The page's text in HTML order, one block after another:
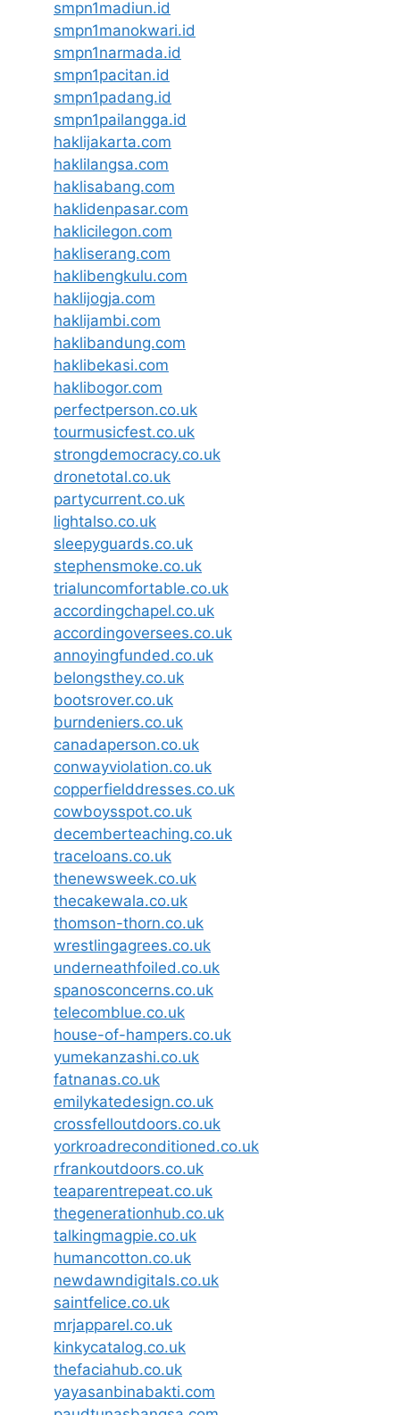
smpn1madiun.id
smpn1manokwari.id
smpn1narmada.id
smpn1pacitan.id
smpn1padang.id
smpn1pailangga.id
haklijakarta.com
haklilangsa.com
haklisabang.com
haklidenpasar.com
haklicilegon.com
hakliserang.com
haklibengkulu.com
haklijogja.com
haklijambi.com
haklibandung.com
haklibekasi.com
haklibogor.com
perfectperson.co.uk
tourmusicfest.co.uk
strongdemocracy.co.uk
dronetotal.co.uk
partycurrent.co.uk
lightalso.co.uk
sleepyguards.co.uk
stephensmoke.co.uk
trialuncomfortable.co.uk
accordingchapel.co.uk
accordingoversees.co.uk
annoyingfunded.co.uk
belongsthey.co.uk
bootsrover.co.uk
burndeniers.co.uk
canadaperson.co.uk
conwayviolation.co.uk
copperfielddresses.co.uk
cowboysspot.co.uk
decemberteaching.co.uk
traceloans.co.uk
thenewsweek.co.uk
thecakewala.co.uk
thomson-thorn.co.uk
wrestlingagrees.co.uk
underneathfoiled.co.uk
spanosconcerns.co.uk
telecomblue.co.uk
house-of-hampers.co.uk
yumekanzashi.co.uk
fatnanas.co.uk
emilykatedesign.co.uk
crossfelloutdoors.co.uk
yorkroadreconditioned.co.uk
rfrankoutdoors.co.uk
teaparentrepeat.co.uk
thegenerationhub.co.uk
talkingmagpie.co.uk
humancotton.co.uk
newdawndigitals.co.uk
saintfelice.co.uk
mrjapparel.co.uk
kinkycatalog.co.uk
thefaciahub.co.uk
yayasanbinabakti.com